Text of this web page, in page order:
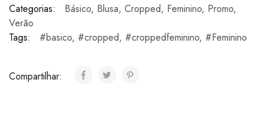
Categorias:
Básico, Blusa, Cropped, Feminino, Promo,
Verão
Tags:
#basico, #cropped, #croppedfeminino, #Feminino
Compartilhar: